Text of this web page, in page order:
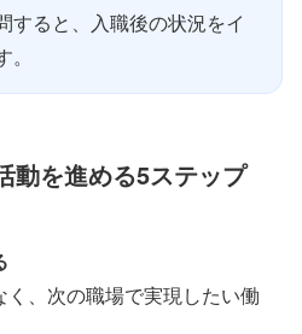
すると、入職後の状況をイ
動を進める5ステップ
、次の職場で実現したい働